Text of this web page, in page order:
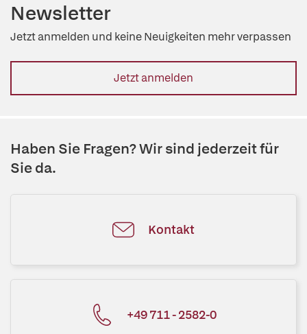
Newsletter
Jetzt anmelden und keine Neuigkeiten mehr verpassen
Jetzt anmelden
Haben Sie Fragen? Wir sind jederzeit für
Sie da.
Kontakt
+49 711 - 2582-0